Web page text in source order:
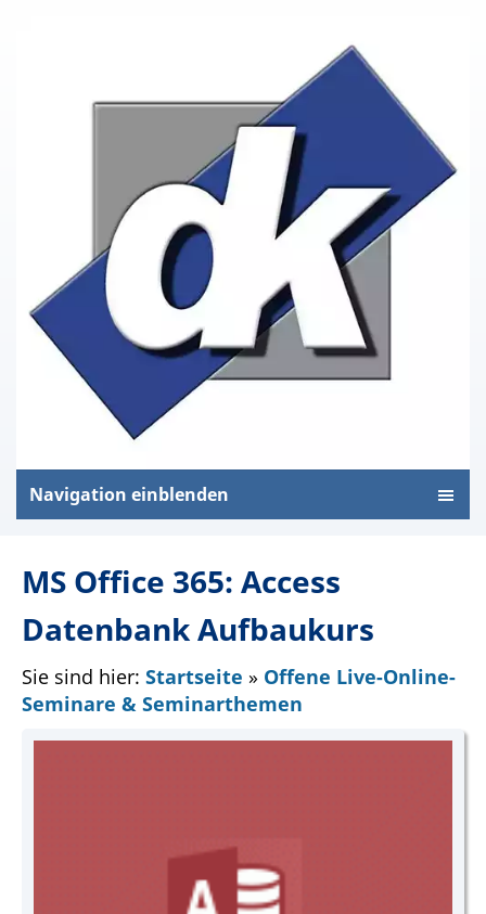
Navigation einblenden
MS Office 365: Access
Datenbank Aufbaukurs
Sie sind hier: Startseite » Offene Live-Online-
Seminare & Seminarthemen